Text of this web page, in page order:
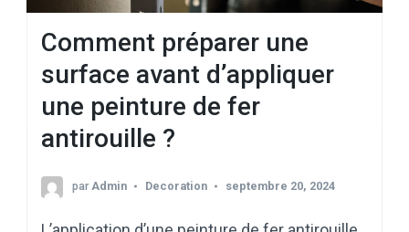
Comment préparer une
surface avant d’appliquer
une peinture de fer
antirouille ?
par Admin Decoration septembre 20, 2024